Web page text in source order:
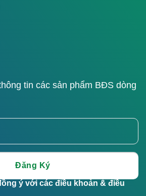
tin các sản phẩm BĐS dòng
ý với các điều khoản & điều